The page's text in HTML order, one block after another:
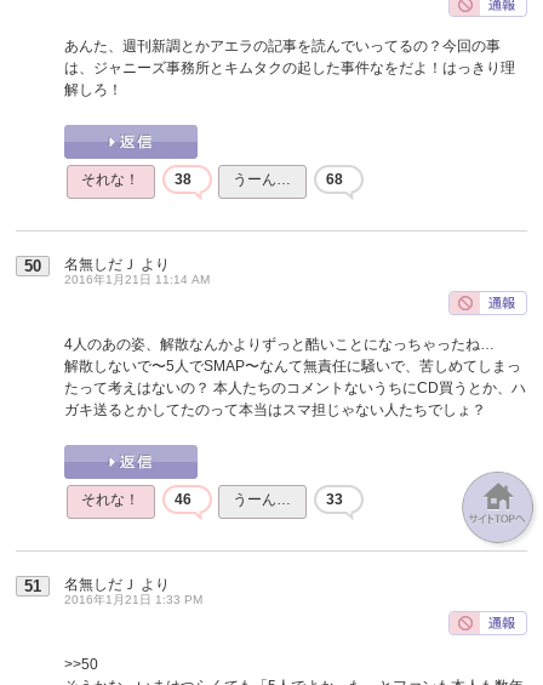
あんた、週刊新調とかアエラの記事を読んでいってるの？今回の事
は、ジャニーズ事務所とキムタクの起した事件なをだよ！はっきり理
解しろ！
それな！ 38 うーん… 68
50 名無しだＪ より
2016年1月21日 11:14 AM
4人のあの姿、解散なんかよりずっと酷いことになっちゃったね…
解散しないで〜5人でSMAP〜なんて無責任に騒いで、苦しめてしまっ
たって考えはないの？ 本人たちのコメントないうちにCD買うとか、ハ
ガキ送るとかしてたのって本当はスマ担じゃない人たちでしょ？
それな！ 46 うーん… 33
51 名無しだＪ より
2016年1月21日 1:33 PM
>>50